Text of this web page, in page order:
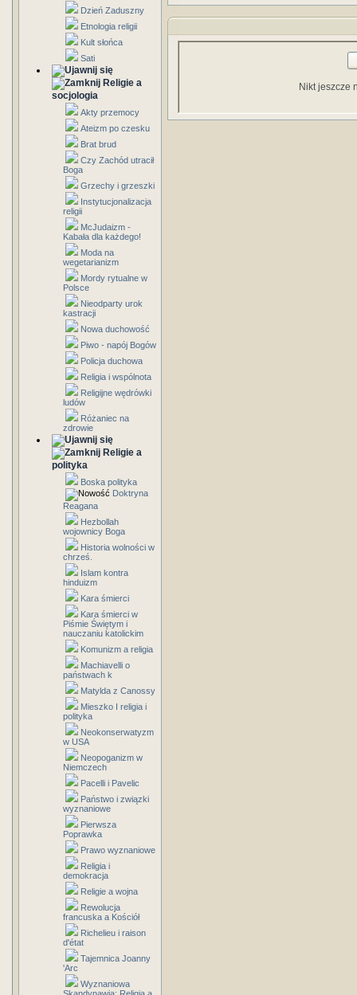
Dzień Zaduszny
Etnologia religii
Kult słońca
Sati
Religie a
socjologia
Akty przemocy
Ateizm po czesku
Brat brud
Czy Zachód utracił
Boga
Grzechy i grzeszki
Instytucjonalizacja
religii
McJudaizm -
Kabała dla każdego!
Moda na
wegetarianizm
Mordy rytualne w
Polsce
Nieodparty urok
kastracji
Nowa duchowość
Piwo - napój Bogów
Policja duchowa
Religia i wspólnota
Religijne wędrówki
ludów
Różaniec na
zdrowie
Religie a
polityka
Boska polityka
Doktryna
Reagana
Hezbollah
wojownicy Boga
Historia wolności w
chrześ.
Islam kontra
hinduizm
Kara śmierci
Kara śmierci w
Piśmie Świętym i
nauczaniu katolickim
Komunizm a religia
Machiavelli o
państwach k
Matylda z Canossy
Mieszko I religia i
polityka
Neokonserwatyzm
w USA
Neopoganizm w
Niemczech
Pacelli i Pavelic
Państwo i związki
wyznaniowe
Pierwsza
Poprawka
Prawo wyznaniowe
Religia i
demokracja
Religie a wojna
Rewolucja
francuska a Kościół
Richelieu i raison
d'état
Tajemnica Joanny
'Arc
Wyznaniowa
Nikt jeszcze